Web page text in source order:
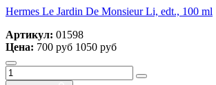
Hermes Le Jardin De Monsieur Li, edt., 100 ml
Артикул: 01598
Цена: 700 руб 1050 руб